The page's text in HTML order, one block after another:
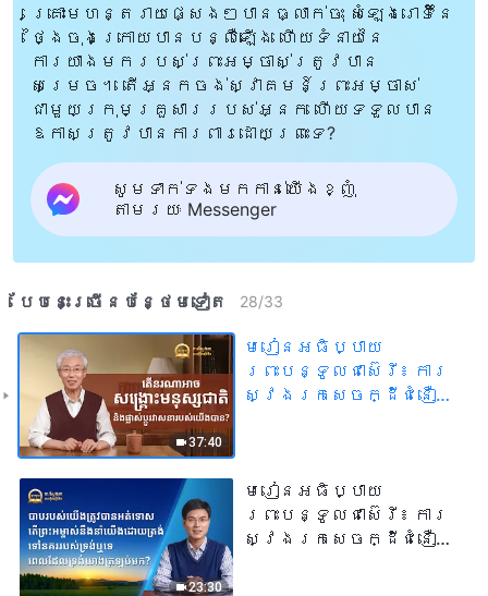
គ្រោះមហន្តរាយផ្សេងៗបានធ្លាក់ចុះ សំឡេងរោទិ៍នៃ
ថ្ងៃចុងក្រោយបានបន្លឺឡើង ហើយទំនាយនៃ
ការយាងមករបស់ព្រះអម្ចាស់ត្រូវបាន
សម្រេច។ តើអ្នកចង់ស្វាគមន៍ព្រះអម្ចាស់
ជាមួយក្រុមគ្រួសាររបស់អ្នក ហើយទទួលបាន
ឱកាសត្រូវបានការពារដោយព្រះទេ?
សូមទាក់ទងមកកាន់យើងខ្ញុំ
តាមរយៈ Messenger
បែបនេះ​ច្រើនបន្ថែម​ទៀត​ 28/33
37:40
មេរៀនអធិប្បាយ
ព្រះបន្ទូលជាស៊េរី៖ ការ
ស្វែងរកសេចក្ដីជំនឿដ៏
យើងបាន?
23:30
មេរៀនអធិប្បាយ
ព្រះបន្ទូលជាស៊េរី៖ ការ
ស្វែងរកសេចក្ដីជំនឿដ៏